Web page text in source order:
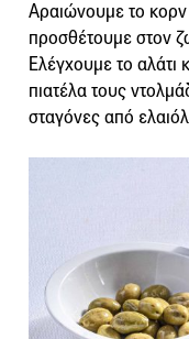
Αραιώνουμε το κορν
προσθέτουμε στον
Ελέγχουμε το αλάτι
πιατέλα τους
σταγόνες από